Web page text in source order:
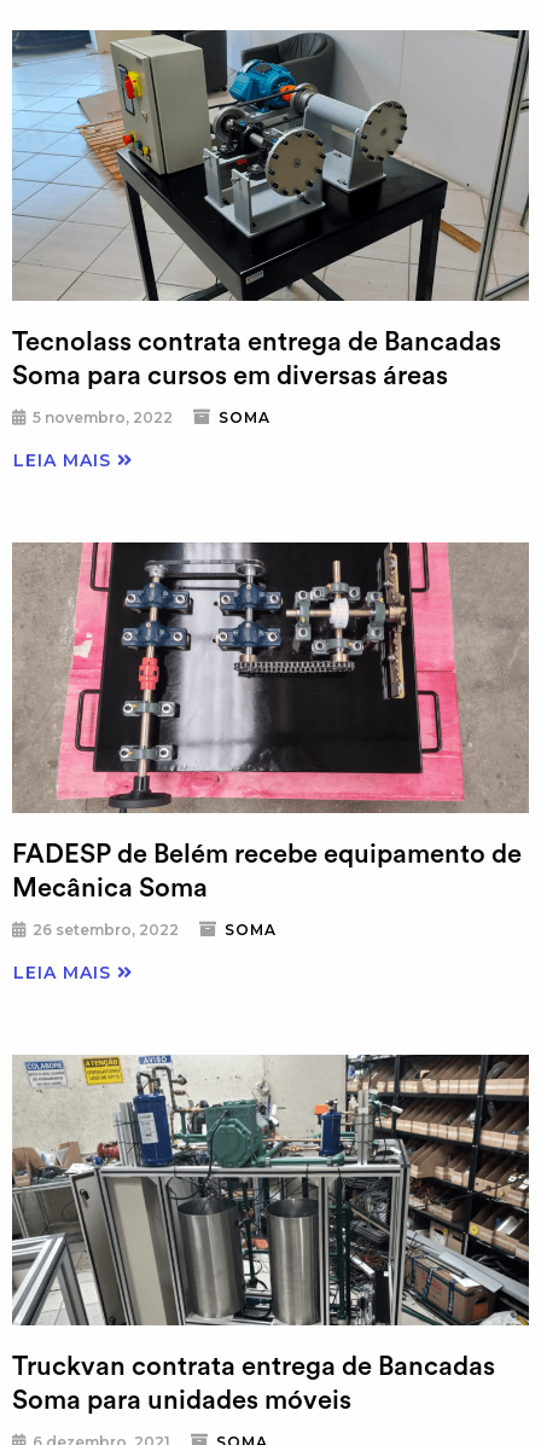
Tecnolass contrata entrega de Bancadas
Soma para cursos em diversas áreas
5 novembro, 2022 SOMA
LEIA MAIS
FADESP de Belém recebe equipamento de
Mecânica Soma
26 setembro, 2022 SOMA
LEIA MAIS
Truckvan contrata entrega de Bancadas
Soma para unidades móveis